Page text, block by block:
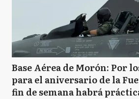
Base Aérea de Morón: Por
para el aniversario de la
fin de semana habrá